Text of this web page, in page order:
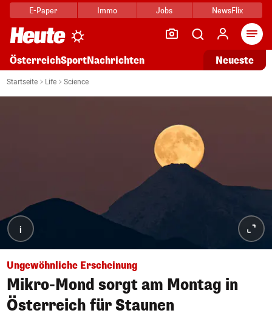
E-Paper Immo Jobs NewsFlix
ÖsterreichSportNachrichten Neueste
Startseite Life Science
i
Ungewöhnliche Erscheinung
Mikro-Mond sorgt am Montag in
Österreich für Staunen